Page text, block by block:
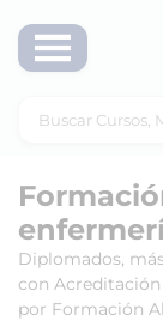
Diplomados,
con
por Formación